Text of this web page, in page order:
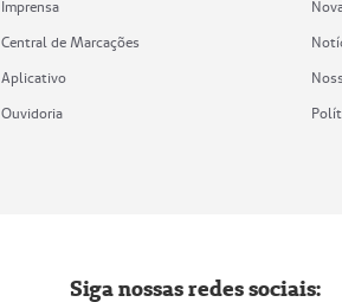
Imprensa
Central de Marcações
Aplicativo
Ouvidoria
Siga nossas redes sociais: